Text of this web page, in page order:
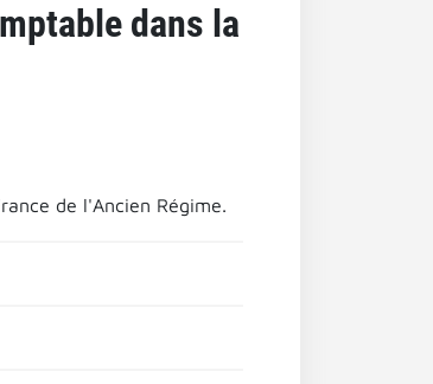
dans la
de l'Ancien Régime.